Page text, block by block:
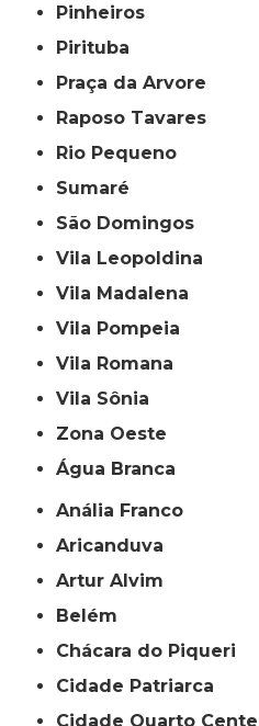
Pinheiros
Pirituba
Praça da Arvore
Raposo Tavares
Rio Pequeno
Sumaré
São Domingos
Vila Leopoldina
Vila Madalena
Vila Pompeia
Vila Romana
Vila Sônia
Zona Oeste
Água Branca
Anália Franco
Aricanduva
Artur Alvim
Belém
Chácara do Piqueri
Cidade Patriarca
Cidade Quarto